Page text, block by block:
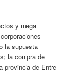
y mega
la supuesta
la compra de
provincia de Entre